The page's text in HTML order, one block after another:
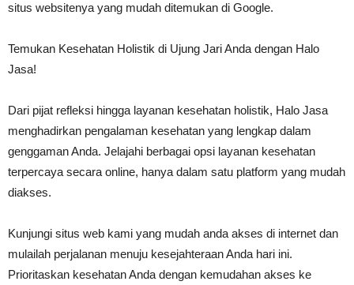
situs websitenya yang mudah ditemukan di Google.
Temukan Kesehatan Holistik di Ujung Jari Anda dengan Halo
Jasa!
Dari pijat refleksi hingga layanan kesehatan holistik, Halo Jasa
menghadirkan pengalaman kesehatan yang lengkap dalam
genggaman Anda. Jelajahi berbagai opsi layanan kesehatan
terpercaya secara online, hanya dalam satu platform yang mudah
diakses.
Kunjungi situs web kami yang mudah anda akses di internet dan
mulailah perjalanan menuju kesejahteraan Anda hari ini.
Prioritaskan kesehatan Anda dengan kemudahan akses ke